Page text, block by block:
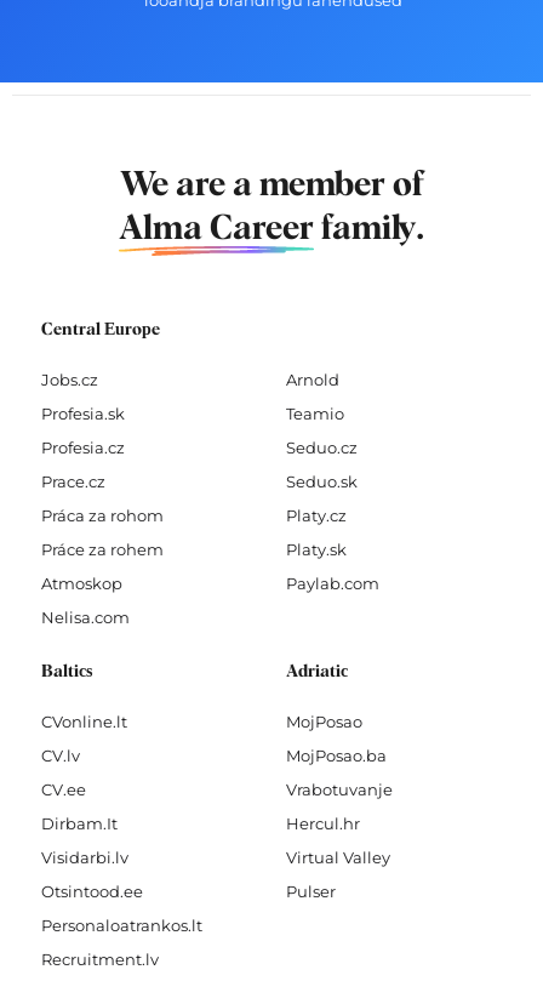
We are a member of
Alma Career family.
Central Europe
Jobs.cz
Profesia.sk
Profesia.cz
Prace.cz
Práca za rohom
Práce za rohem
Atmoskop
Nelisa.com
Arnold
Teamio
Seduo.cz
Seduo.sk
Platy.cz
Platy.sk
Paylab.com
Baltics
CVonline.lt
CV.lv
CV.ee
Dirbam.It
Visidarbi.lv
Otsintood.ee
Personaloatrankos.lt
Recruitment.lv
Adriatic
MojPosao
MojPosao.ba
Vrabotuvanje
Hercul.hr
Virtual Valley
Pulser